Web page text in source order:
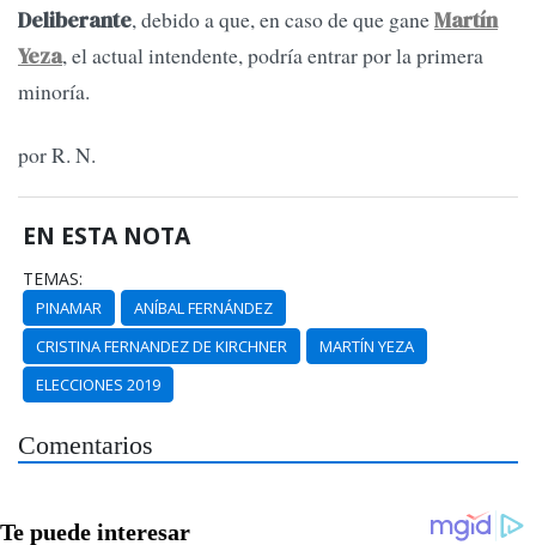
Deliberante, debido a que, en caso de que ganeMartín
Yeza, el actual intendente, podría entrar por la primera
minoría.
por R. N.
EN ESTA NOTA
TEMAS:
PINAMAR
ANÍBAL FERNÁNDEZ
CRISTINA FERNANDEZ DE KIRCHNER
MARTÍN YEZA
ELECCIONES 2019
Comentarios